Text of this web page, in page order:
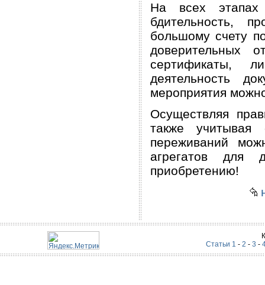
На всех этапах
бдительность,
большому счету
доверительных
сертификаты,
деятельность
мероприятия
Осуществляя
также
переживаний
агрегатов для
приобретению!
Статьи 1 - 2 - 3 -